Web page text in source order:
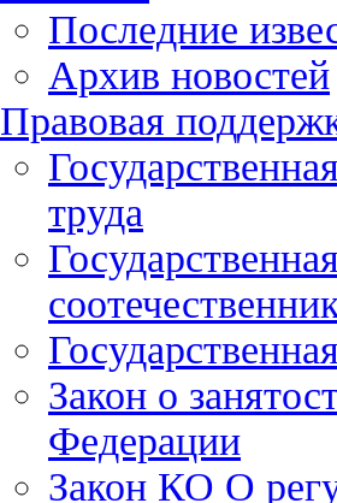
Последние
Архив новостей
Правовая
труда
Закон о
Федерации
Закон КО О